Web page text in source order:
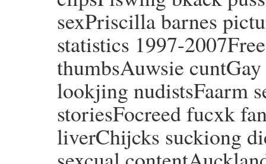
sexPriscilla barnes
statistics 1997-
thumbsAuwsie
lookjing nudistsFaarm
storiesFocreed fucxk
liverChijcks suckiong